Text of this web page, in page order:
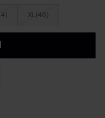
XL(46)